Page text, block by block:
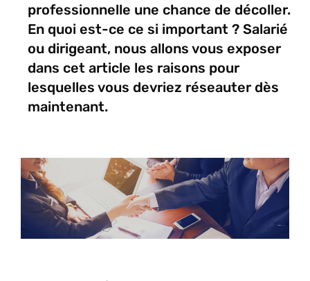
professionnelle une chance de décoller.
En quoi est-ce ce si important ? Salarié
ou dirigeant, nous allons vous exposer
dans cet article les raisons pour
lesquelles vous devriez réseauter dès
maintenant.